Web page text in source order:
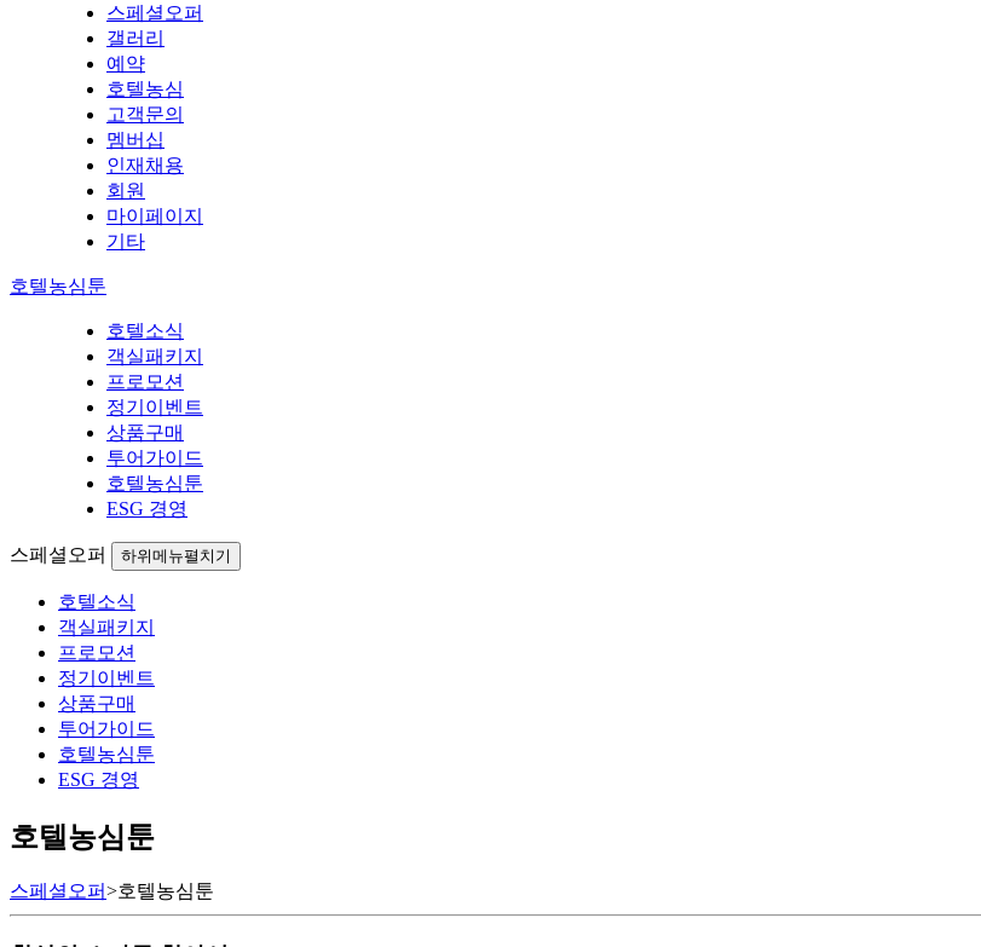
스페셜오퍼
갤러리
예약
호텔농심
고객문의
멤버십
인재채용
회원
마이페이지
기타
호텔농심툰
호텔소식
객실패키지
프로모션
정기이벤트
상품구매
투어가이드
호텔농심툰
ESG 경영
스페셜오퍼 하위메뉴펼치기
호텔소식
객실패키지
프로모션
정기이벤트
상품구매
투어가이드
호텔농심툰
ESG 경영
호텔농심툰
스페셜오퍼>호텔농심툰